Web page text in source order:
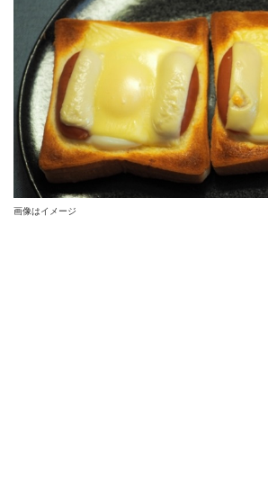
画像はイメージ